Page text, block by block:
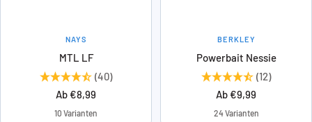
NAYS
MTL LF
(40)
Angebotspreis
Ab €8,99
10 Varianten
BERKLEY
Powerbait Nessie
(12)
Angebotspreis
Ab €9,99
24 Varianten